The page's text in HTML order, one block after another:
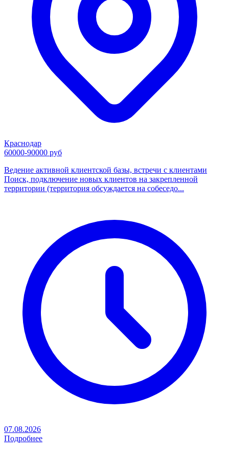
Краснодар
60000-90000 руб
Ведение активной клиентской базы, встречи с клиентами
Поиск, подключение новых клиентов на закрепленной
территории (территория обсуждается на собеседо...
07.08.2026
Подробнее